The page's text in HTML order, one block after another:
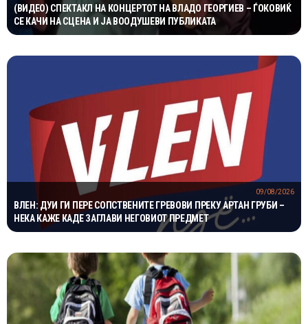
(ВИДЕО) СПЕКТАКЛ НА КОНЦЕРТОТ НА ВЛАДО ГЕОРГИЕВ – ЃОКОВИЌ
СЕ КАЧИ НА СЦЕНА И ЈА ВООДУШЕВИ ПУБЛИКАТА
ВЛЕН: ДУИ ГИ ПЕРЕ СОПСТВЕНИТЕ ГРЕВОВИ ПРЕКУ АРТАН ГРУБИ –
НЕКА КАЖЕ КАДЕ ЗАГЛАВИ НЕГОВИОТ ПРЕДМЕТ
09/08/2026